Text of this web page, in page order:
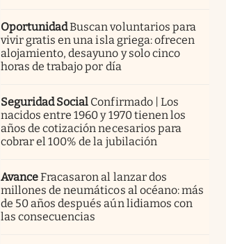
OportunidadBuscan voluntarios para
vivir gratis en una isla griega: ofrecen
alojamiento, desayuno y solo cinco
horas de trabajo por día
Seguridad Social Confirmado | Los
nacidos entre 1960 y 1970 tienen los
años de cotización necesarios para
cobrar el 100% de la jubilación
AvanceFracasaron al lanzar dos
millones de neumáticos al océano: más
de 50 años después aún lidiamos con
las consecuencias